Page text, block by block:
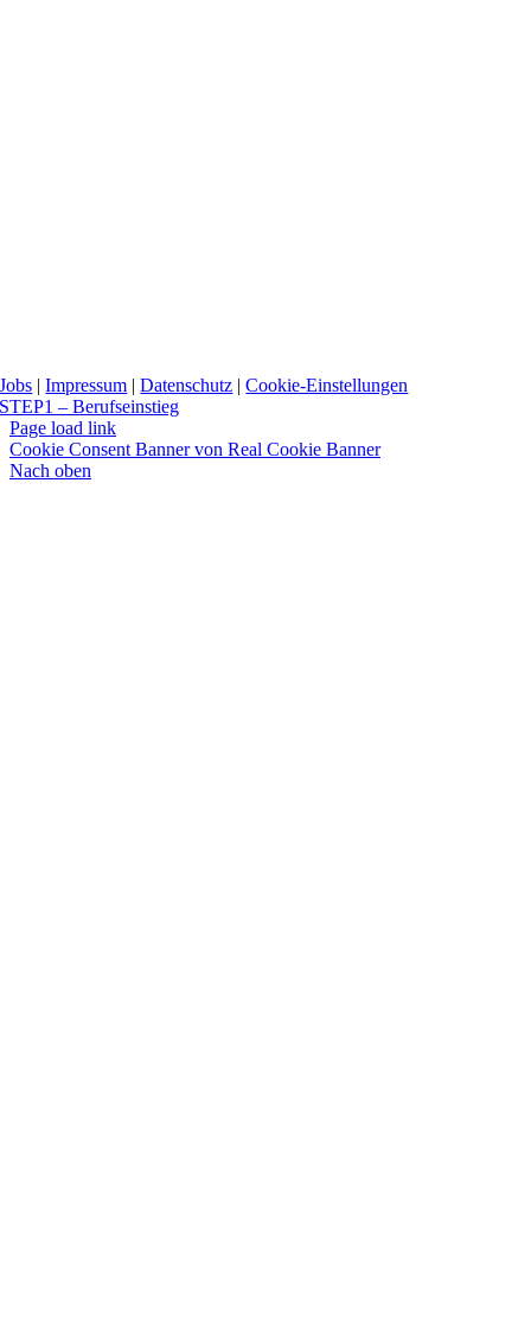
Jobs |Impressum |Datenschutz |Cookie-Einstellungen
STEP1 – Berufseinstieg
Page load link
Cookie Consent Banner von Real Cookie Banner
Nach oben